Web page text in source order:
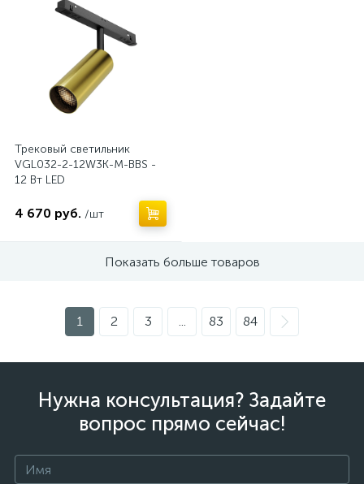
Трековый светильник
VGL032-2-12W3K-M-BBS -
12 Вт LED
4 670 руб. /шт
Показать больше товаров
1 2 3 ... 83 84
Нужна консультация? Задайте
вопрос прямо сейчас!